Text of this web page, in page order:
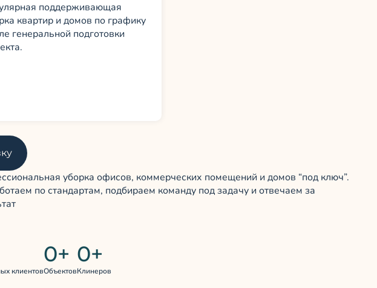
поддерживающая
квартир и домов по графику
генеральной подготовки
уборка офисов, коммерческих помещений и домов “под ключ”.
по стандартам, подбираем команду под задачу и отвечаем за
клиентовОбъектов
0+
Клинеров
0+